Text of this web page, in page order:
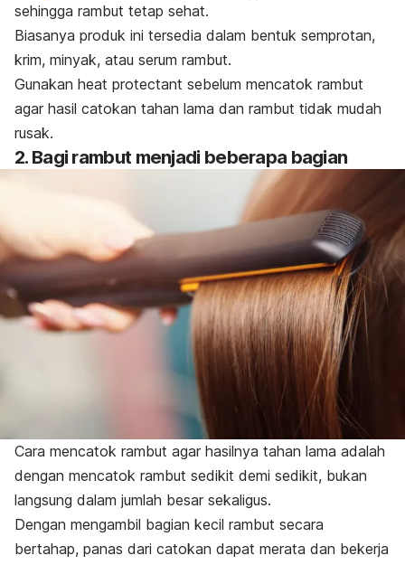
sehingga rambut tetap sehat.
Biasanya produk ini tersedia dalam bentuk semprotan,
krim, minyak, atau serum rambut.
Gunakan heat protectant sebelum mencatok rambut
agar hasil catokan tahan lama dan rambut tidak mudah
rusak.
2. Bagi rambut menjadi beberapa bagian
Cara mencatok rambut agar hasilnya tahan lama adalah
dengan mencatok rambut sedikit demi sedikit, bukan
langsung dalam jumlah besar sekaligus.
Dengan mengambil bagian kecil rambut secara
bertahap, panas dari catokan dapat merata dan bekerja